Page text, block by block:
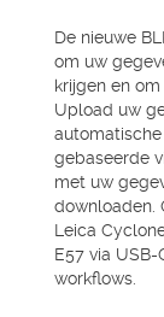
De nieuwe
om uw
krijgen en
Upload uw
gebaseerde
met uw
downloaden.
Leica
E57 via
workflows.